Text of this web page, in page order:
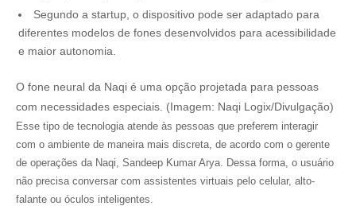
Segundo a startup, o dispositivo pode ser adaptado para
diferentes modelos de fones desenvolvidos para acessibilidade
e maior autonomia.
O fone neural da Naqi é uma opção projetada para pessoas
com necessidades especiais. (Imagem: Naqi Logix/Divulgação)
Esse tipo de tecnologia atende às pessoas que preferem interagir
com o ambiente de maneira mais discreta, de acordo com o gerente
de operações da Naqi, Sandeep Kumar Arya. Dessa forma, o usuário
não precisa conversar com assistentes virtuais pelo celular, alto-
falante ou óculos inteligentes.